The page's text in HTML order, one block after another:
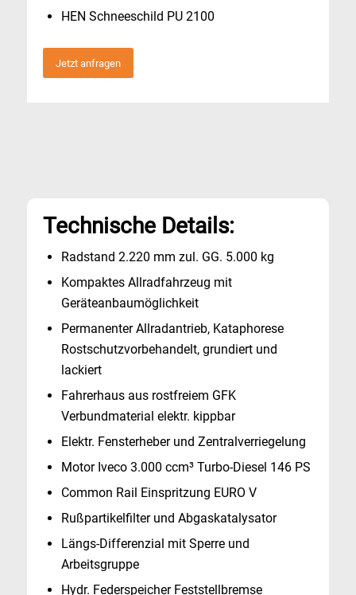
HEN Schneeschild PU 2100
Jetzt anfragen
Technische Details:
Radstand 2.220 mm zul. GG. 5.000 kg
Kompaktes Allradfahrzeug mit
Geräteanbaumöglichkeit
Permanenter Allradantrieb, Kataphorese
Rostschutzvorbehandelt, grundiert und
lackiert
Fahrerhaus aus rostfreiem GFK
Verbundmaterial elektr. kippbar
Elektr. Fensterheber und Zentralverriegelung
Motor Iveco 3.000 ccm³ Turbo-Diesel 146 PS
Common Rail Einspritzung EURO V
Rußpartikelfilter und Abgaskatalysator
Längs-Differenzial mit Sperre und
Arbeitsgruppe
Hydr. Federspeicher Feststellbremse